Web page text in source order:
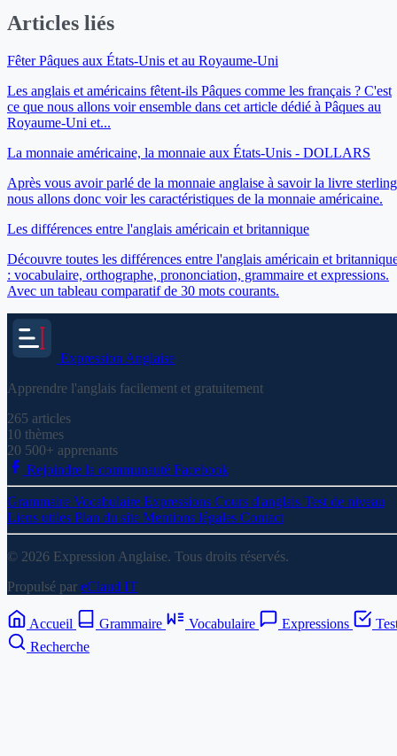
Articles liés
Fêter Pâques aux États-Unis et au Royaume-Uni
Les anglais et américains fêtent-ils Pâques comme les français ? C'est
ce que nous allons voir ensemble dans cet article dédié à Pâques au
Royaume-Uni et...
La monnaie américaine, la monnaie aux États-Unis - DOLLARS
Après vous avoir parlé de la monnaie anglaise à savoir la livre
nous allons donc voir les caractéristiques de la monnaie américaine.
Les différences entre l'anglais américain et britannique
Découvre toutes les différences entre l'anglais américain et
: vocabulaire, orthographe, prononciation, grammaire et expressions.
Avec un tableau comparatif de 30 mots courants.
Expression Anglaise
Apprendre l'anglais facilement et gratuitement
265 articles
10 thèmes
20 500+ apprenants
Rejoindre la communauté Facebook
Grammaire Vocabulaire Expressions Cours d'anglais Test de niveau
Liens utiles Plan du site Mentions légales Contact
© 2026 Expression Anglaise. Tous droits réservés.
Propulsé par eClaud IT
Accueil Grammaire Vocabulaire Expressions
Recherche